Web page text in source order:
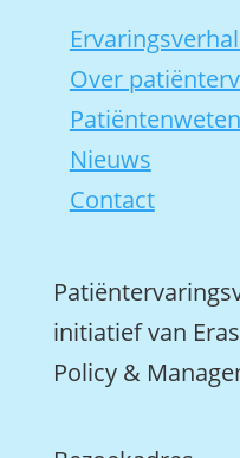
Over
Nieuws
Contact
initiatief van
Policy &